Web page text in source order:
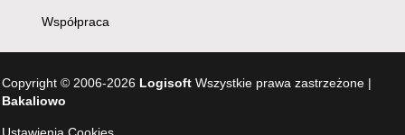
Współpraca
Copyright © 2006-2026 Logisoft Wszystkie prawa zastrzeżone |
Bakaliowo
Ustawienia Cookies